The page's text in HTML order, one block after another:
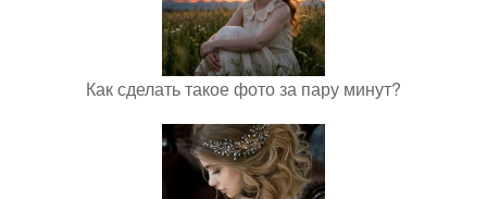
Как сделать такое фото за пару минут?